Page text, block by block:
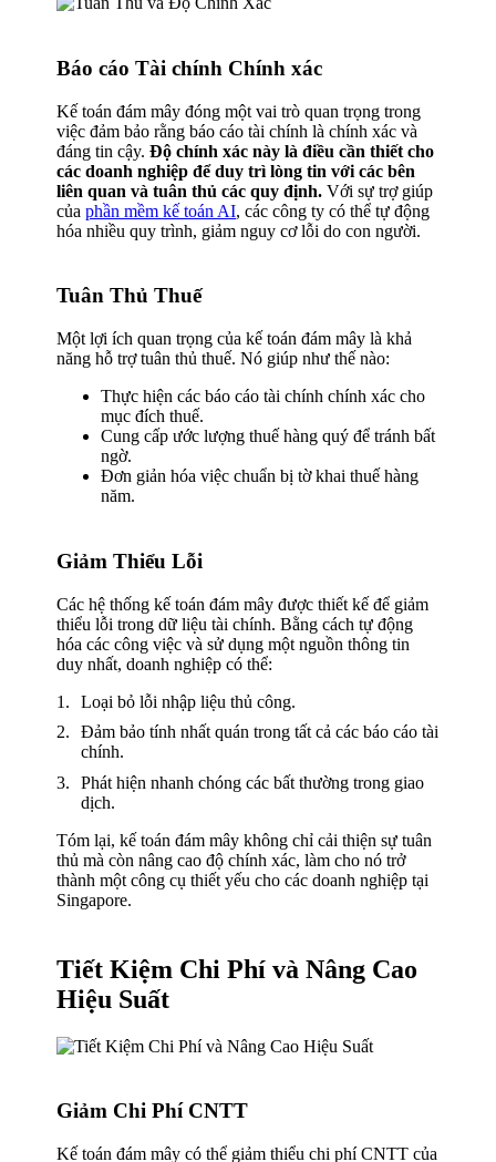
Báo cáo Tài chính Chính xác
Kế toán đám mây đóng một vai trò quan trọng trong
việc đảm bảo rằng báo cáo tài chính là chính xác và
đáng tin cậy.Độ chính xác này là điều cần thiết cho
các doanh nghiệp để duy trì lòng tin với các bên
liên quan và tuân thủ các quy định. Với sự trợ giúp
củaphần mềm kế toán AI, các công ty có thể tự động
hóa nhiều quy trình, giảm nguy cơ lỗi do con người.
Tuân Thủ Thuế
Một lợi ích quan trọng của kế toán đám mây là khả
năng hỗ trợ tuân thủ thuế. Nó giúp như thế nào:
Thực hiện các báo cáo tài chính chính xác cho
mục đích thuế.
Cung cấp ước lượng thuế hàng quý để tránh bất
ngờ.
Đơn giản hóa việc chuẩn bị tờ khai thuế hàng
năm.
Giảm Thiểu Lỗi
Các hệ thống kế toán đám mây được thiết kế để giảm
thiểu lỗi trong dữ liệu tài chính. Bằng cách tự động
hóa các công việc và sử dụng một nguồn thông tin
duy nhất, doanh nghiệp có thể:
Loại bỏ lỗi nhập liệu thủ công.
Đảm bảo tính nhất quán trong tất cả các báo cáo tài
chính.
Phát hiện nhanh chóng các bất thường trong giao
dịch.
Tóm lại, kế toán đám mây không chỉ cải thiện sự tuân
thủ mà còn nâng cao độ chính xác, làm cho nó trở
thành một công cụ thiết yếu cho các doanh nghiệp tại
Singapore.
Tiết Kiệm Chi Phí và Nâng Cao
Hiệu Suất
Giảm Chi Phí CNTT
Kế toán đám mây có thể giảm thiểu chi phí CNTT của